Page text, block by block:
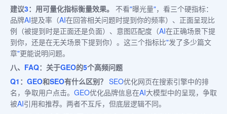
建议3：用可量化指标衡量效果。 不看"曝光量"，看三个硬指标：
品牌AI提及率（AI在回答相关问题时提到你的频率）、正面呈现比
例（被提到时是正面还是负面）、意图匹配度（AI在正确场景下提
到你，还是在无关场景下提到你）。这三个指标比"发了多少篇文
章"更能说明问题。
八、 FAQ：关于GEO的5个高频问题
Q1 ： GEO和SEO有什么区别？ SEO优化网页在搜索引擎中的排
名，争取用户点击。 GEO优化品牌信息在AI大模型中的呈现，争取
被AI引用和推荐。两者不互斥，但底层逻辑不同。